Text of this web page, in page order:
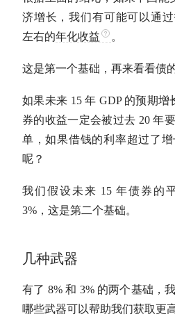
济增长，我们有可能可以通
左右的年化收益 。
这是第一个基础，再来看看债
如果未来 15 年 GDP 的预期增
券的收益一定会被过去 20 年
单，如果借钱的利率超过了
呢？
我们假设未来 15 年债券的
3%，这是第二个基础。
几种武器
有了 8% 和 3% 的两个基础，
哪些武器可以帮助我们获取更